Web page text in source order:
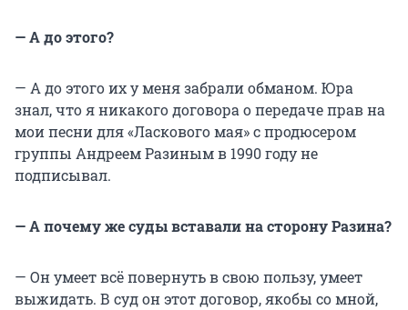
— А до этого?
— А до этого их у меня забрали обманом. Юра
знал, что я никакого договора о передаче прав на
мои песни для «Ласкового мая» с продюсером
группы Андреем Разиным в 1990 году не
подписывал.
— А почему же суды вставали на сторону Разина?
— Он умеет всё повернуть в свою пользу, умеет
выжидать. В суд он этот договор, якобы со мной,